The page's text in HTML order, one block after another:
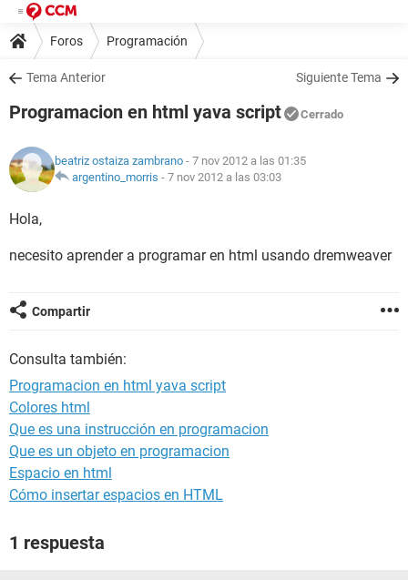
Foros Programación
Tema Anterior Siguiente Tema
Programacion en html yava script Cerrado
beatriz ostaiza zambrano - 7 nov 2012 a las 01:35
argentino_morris - 7 nov 2012 a las 03:03
Hola,
necesito aprender a programar en html usando dremweaver
Compartir
Consulta también:
Programacion en html yava script
Colores html
Que es una instrucción en programacion
Que es un objeto en programacion
Espacio en html
Cómo insertar espacios en HTML
1 respuesta